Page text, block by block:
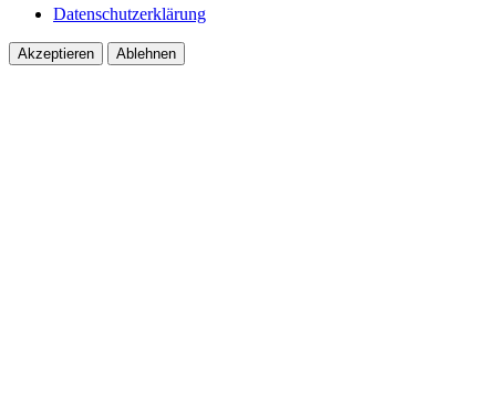
Datenschutzerklärung
Akzeptieren Ablehnen